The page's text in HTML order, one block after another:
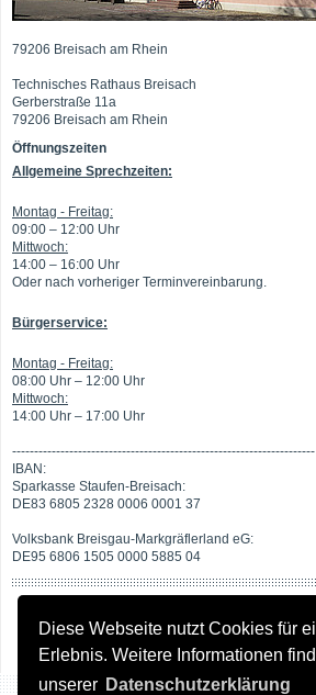
Diese Webseite nutzt Cookies für
Erlebnis. Weitere Informationen
unserer Datenschutzerklärung
79206 Breisach am Rhein
Technisches Rathaus Breisach
Gerberstraße 11a
79206 Breisach am Rhein
Öffnungszeiten
Allgemeine Sprechzeiten:
Montag - Freitag:
09:00 – 12:00 Uhr
Mittwoch:
14:00 – 16:00 Uhr
Oder nach vorheriger Terminvereinbarung.
Bürgerservice:
Montag - Freitag:
08:00 Uhr – 12:00 Uhr
Mittwoch:
14:00 Uhr – 17:00 Uhr
---------------------------------------------------------------------
IBAN:
Sparkasse Staufen-Breisach:
DE83 6805 2328 0006 0001 37
Volksbank Breisgau-Markgräflerland eG:
DE95 6806 1505 0000 5885 04